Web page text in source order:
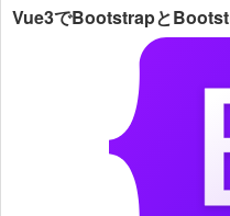
Vue3でBootstrapと